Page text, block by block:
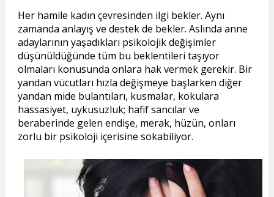
Her hamile kadın çevresinden ilgi bekler. Aynı
zamanda anlayış ve destek de bekler. Aslında anne
adaylarının yaşadıkları psikolojik değişimler
düşünüldüğünde tüm bu beklentileri taşıyor
olmaları konusunda onlara hak vermek gerekir. Bir
yandan vücutları hızla değişmeye başlarken diğer
yandan mide bulantıları, kusmalar, kokulara
hassasiyet, uykusuzluk; hafif sancılar ve
beraberinde gelen endişe, merak, hüzün, onları
zorlu bir psikoloji içerisine sokabiliyor.